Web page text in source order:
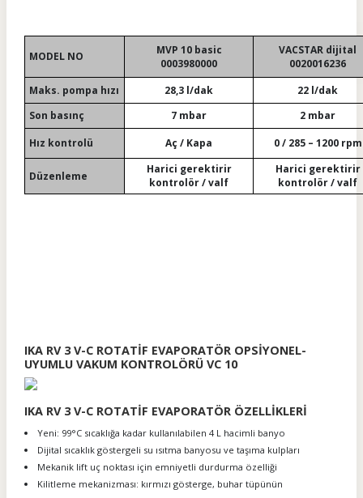
MODEL NO
MVP 10 basic
0003980000
VACSTAR dijital
0020016236
Maks. pompa hızı
28,3 l/dak
22 l/dak
Son basınç
7 mbar
2 mbar
Hız kontrolü
Aç / Kapa 0 / 285 – 1200 rpm
Düzenleme
Harici gerektirir
kontrolör / valf
Harici gerektirir
kontrolör / valf
IKA RV 3 V-C ROTATİF EVAPORATÖR OPSİYONEL-
UYUMLU VAKUM KONTROLÖRÜ VC 10
IKA RV 3 V-C ROTATİF EVAPORATÖR ÖZELLİKLERİ
Yeni: 99°C sıcaklığa kadar kullanılabilen 4 L hacimli banyo
Dijital sıcaklık göstergeli su ısıtma banyosu ve taşıma kulpları
Mekanik lift uç noktası için emniyetli durdurma özelliği
Kilitleme mekanizması: kırmızı gösterge, buhar tüpünün